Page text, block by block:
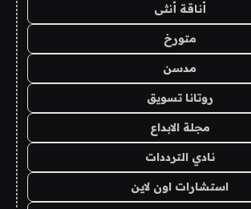
أناقة أنثى
متورخ
مدسن
روتانا تسويق
مجلة الابداع
نادي الترددات
استشارات اون لاين